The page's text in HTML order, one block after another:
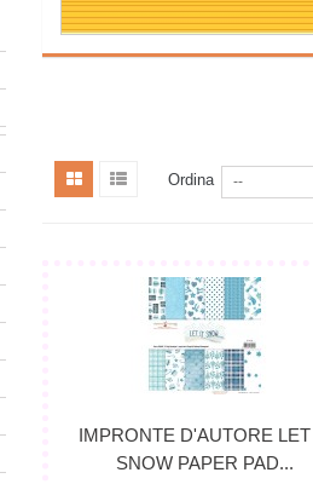
Ordina --
IMPRONTE D'AUTORE
SNOW PAPER PAD...